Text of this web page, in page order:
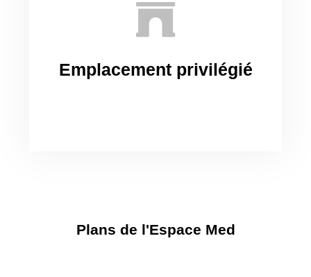
Emplacement privilégié
Plans de l'Espace Med